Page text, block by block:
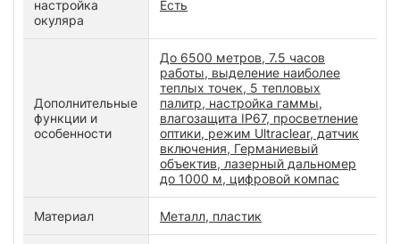
настройка
окуляра
Есть
Дополнительные
функции и
особенности
До 6500 метров, 7.5 часов
работы, выделение наиболее
теплых точек, 5 тепловых
палитр, настройка гаммы,
влагозащита IP67, просветление
оптики, режим Ultraclear, датчик
включения, Германиевый
объектив, лазерный дальномер
до 1000 м, цифровой компас
Материал Металл, пластик